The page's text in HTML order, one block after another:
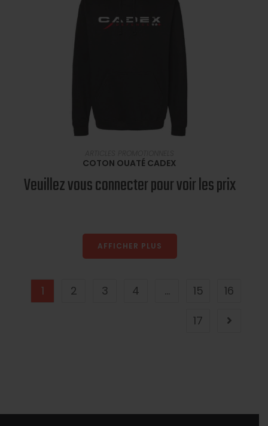
COTON OUATÉ CADEX
Veuillez vous connecter pour voir les prix
AFFICHER PLUS
1 2 3 4 ... 15
16
17